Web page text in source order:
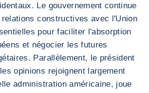
Le gouvernement continue
constructives avec l'Union
pour faciliter l'absorption
et négocier les futures
Parallèlement, le président
opinions rejoignent largement
administration américaine, joue